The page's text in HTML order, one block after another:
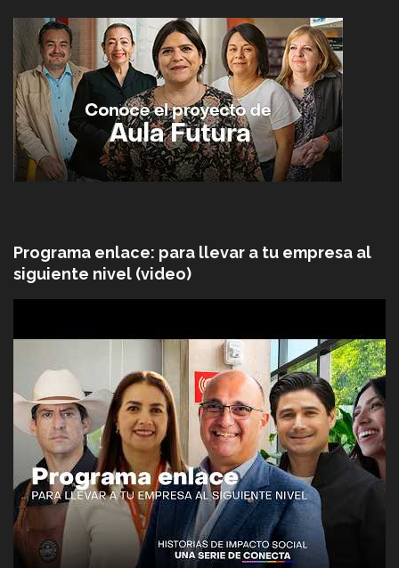
Programa enlace: para llevar a tu empresa al
siguiente nivel (video)